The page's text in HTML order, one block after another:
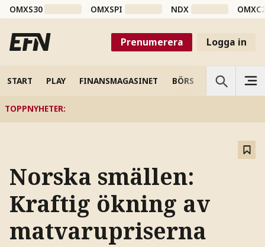
OMXS30 OMXSPI NDX
Prenumerera Logga in
START PLAY FINANSMAGASINET BÖRS VETENSKAP
TOPPNYHETER:
Norska smällen:
Kraftig ökning av
matvarupriserna